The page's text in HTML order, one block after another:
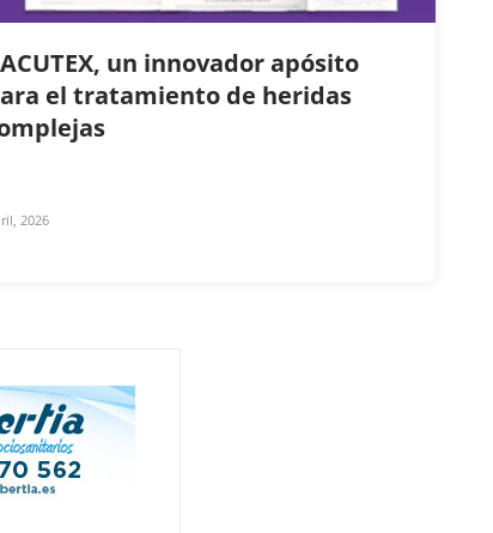
un innovador apósito
el tratamiento de heridas
2026